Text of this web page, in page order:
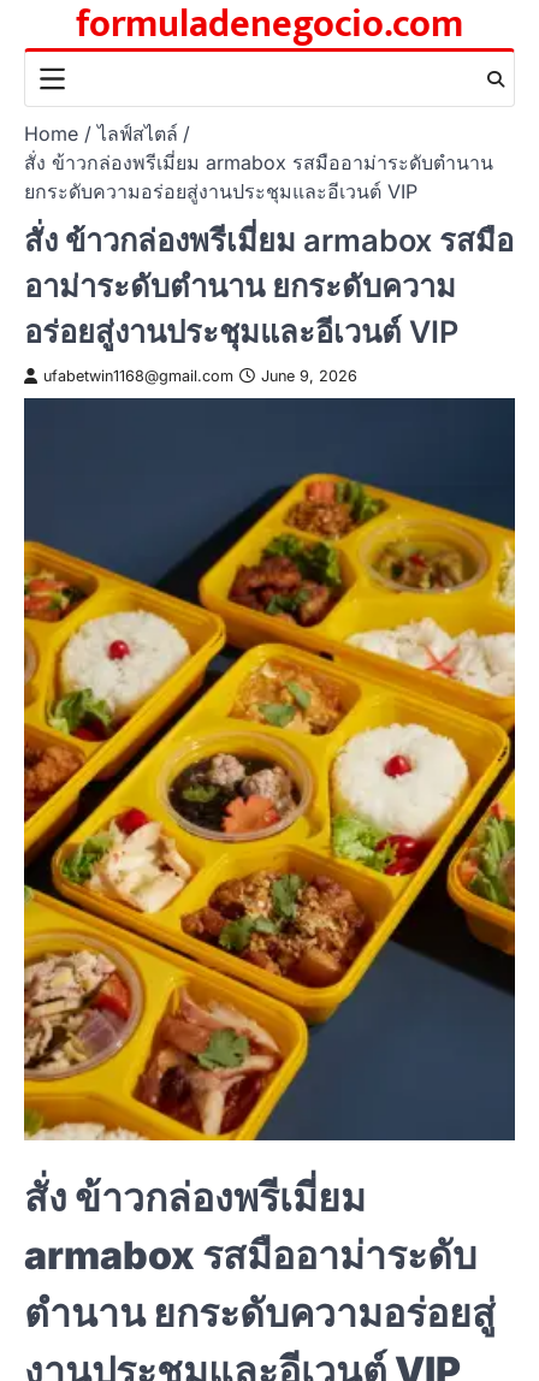
content
formuladenegocio.com
Home
ไลฟ์สไตล์
สั่ง ข้าวกล่องพรีเมี่ยม armabox รสมืออาม่าระดับตำนาน
ยกระดับความอร่อยสู่งานประชุมและอีเวนต์ VIP
สั่ง ข้าวกล่องพรีเมี่ยม armabox รสมือ
อาม่าระดับตำนาน ยกระดับความ
อร่อยสู่งานประชุมและอีเวนต์ VIP
ufabetwin1168@gmail.com June 9, 2026
สั่ง ข้าวกล่องพรีเมี่ยม
armabox รสมืออาม่าระดับ
ตำนาน ยกระดับความอร่อยสู่
งานประชุมและอีเวนต์ VIP